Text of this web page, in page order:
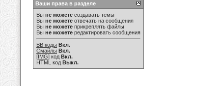
Ваши права в разделе
Вы не можете создавать темы
Вы не можете отвечать на сообщения
Вы не можете прикреплять файлы
Вы не можете редактировать сообщения
BB коды Вкл.
Смайлы Вкл.
[IMG] код Вкл.
HTML код Выкл.